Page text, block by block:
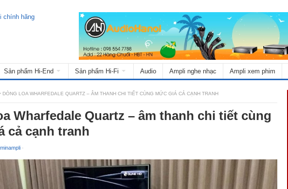
Sản phẩm Hi-End Sản phẩm Hi-Fi Audio Ampli nghe nhạc Ampli xem phim
DÒNG LOA WHARFEDALE QUARTZ – ÂM THANH CHI TIẾT CÙNG MỨC GIÁ CẢ CẠNH TRANH
Wharfedale Quartz – âm thanh chi tiết cùng
cả cạnh tranh
·